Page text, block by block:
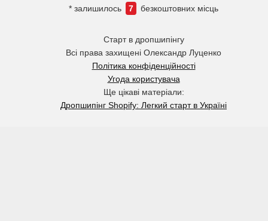
* залишилось 7 безкоштовних місць
Старт в дропшипінгу
Всі права захищені Олександр Луценко
Політика конфіденційності
Угода користувача
Ще цікаві матеріали:
Дропшипінг Shopify: Легкий старт в Україні